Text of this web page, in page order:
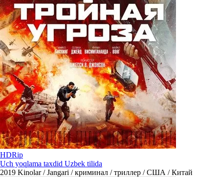
HDRip
Uch yoqlama taxdid Uzbek tilida
2019 Kinolar / Jangari / криминал / триллер / США / Китай